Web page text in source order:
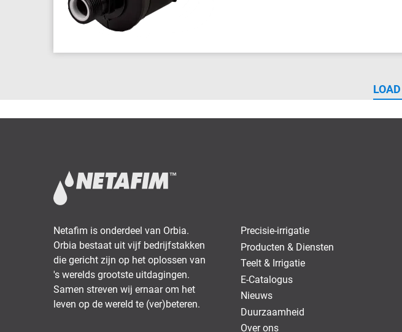
Netafim is onderdeel van Orbia.
Orbia bestaat uit vijf bedrijfstakken
die gericht zijn op het oplossen van
's werelds grootste uitdagingen.
Samen streven wij ernaar om het
leven op de wereld te (ver)beteren.
Precisie-irrigatie
Producten & Diensten
Teelt & Irrigatie
E-Catalogus
Nieuws
Duurzaamheid
Over ons